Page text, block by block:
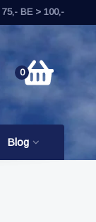
BE > 100,-
0
Blog